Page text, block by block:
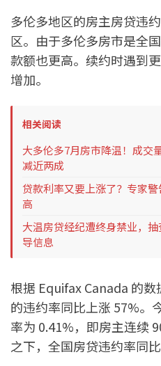
多伦多地区的房主房贷违
区。由于多伦多房市是全
款额也更高。续约时遇到
增加。
相关阅读
大多伦多7月房市降温！成交
减近两成
贷款利率又要上涨了？专家
高
大温房贷经纪遭终身禁业，
导信息
根据 Equifax Canada 的
的违约率同比上涨 57%。
率为 0.41%，即房主连续
之下，全国房贷违约率同